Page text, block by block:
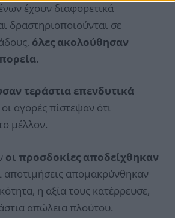
έχουν διαφορετικά
δραστηριοποιούνται σε
όλες ακολούθησαν
.
τεράστια επενδυτικά
αγορές πίστεψαν ότι
μέλλον.
οι προσδοκίες αποδείχθηκαν
αποτιμήσεις απομακρύνθηκαν
η αξία τους κατέρρευσε,
απώλεια πλούτου.